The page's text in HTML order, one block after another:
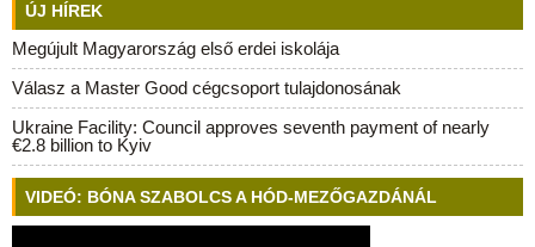
ÚJ HÍREK
Megújult Magyarország első erdei iskolája
Válasz a Master Good cégcsoport tulajdonosának
Ukraine Facility: Council approves seventh payment of nearly
€2.8 billion to Kyiv
VIDEÓ: BÓNA SZABOLCS A HÓD-MEZŐGAZDÁNÁL